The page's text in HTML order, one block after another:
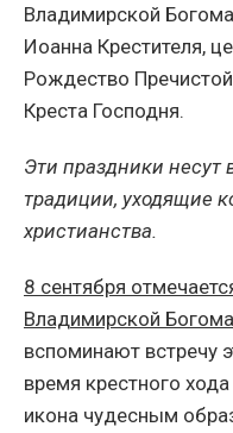
Владимирской
Иоанна Крестителя,
Рождество
Креста Господня.
Эти праздники несут
традиции, уходящие
христианства.
8 сентября
Владимирской
вспоминают встречу
время крестного
икона чудесным